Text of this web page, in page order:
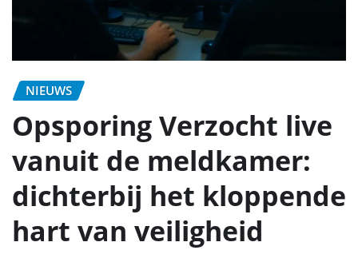
NIEUWS
Opsporing Verzocht live
vanuit de meldkamer:
dichterbij het kloppende
hart van veiligheid